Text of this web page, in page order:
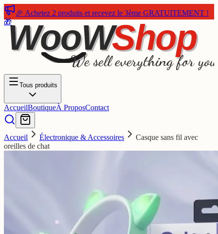
🎉 Achetez 2 produits et recevez le 3ème GRATUITEMENT !
🎁WooWShop
We sell everything for you
Tous produits
AccueilBoutiqueÀ ProposContact
Accueil Électronique & Accessoires
Casque sans fil avec
oreilles de chat